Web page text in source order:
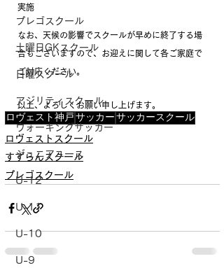
プレゴスクール
土曜日GKスクール
日曜スクール
アジリティスクール
ウォーキングサッカー
ジュニアユース
U-12
U-11
U-10
U-9
実施
なお、天候の影響でスクールが早めに終了する場
合もございますので、お迎えに関して各ご家庭で
ご対応ください。
以上、よろしくお願い申し上げます。
ロヴェスト神戸サッカーサッカースクール
ロヴェストスクール
すずらんスクール
プレゴスクール